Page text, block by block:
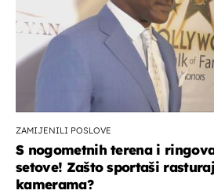
ZAMIJENILI POSLOVE
S nogometnih terena i
setove! Zašto sportaši
kamerama?